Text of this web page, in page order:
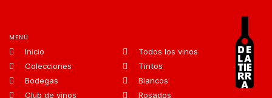
MENÚ
Inicio
Colecciones
Bodegas
Club de vinos
Todos los vinos
Tintos
Blancos
Rosados